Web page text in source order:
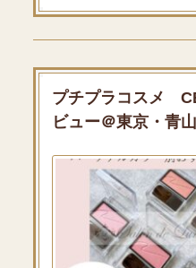
プチプラコスメ
ビュー＠東京・青山